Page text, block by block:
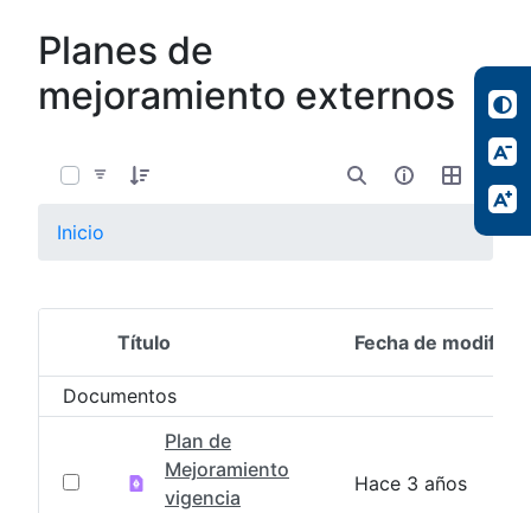
Planes de
mejoramiento externos
Inicio
Selección del elemento
Título Fecha de
Documentos
Plan de
Mejoramiento
vigencia
Hace 3 años